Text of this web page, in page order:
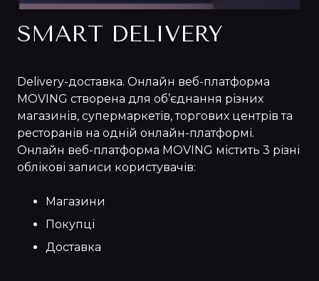
SMART DELIVERY
Delivery-доставка. Онлайн веб-платформа
MOVING створена для об’єднання різних
магазинів, супермаркетів, торгових центрів та
ресторанів на одній онлайн-платформі.
Онлайн веб-платформа MOVING містить 3 різні
облікові записи користувачів:
Магазини
Покупці
Доставка